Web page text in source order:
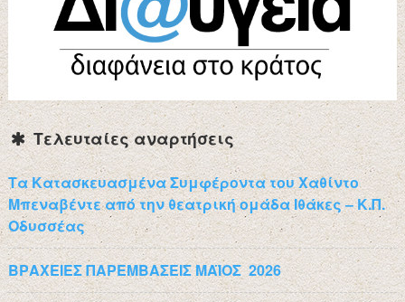
Τελευταίες αναρτήσεις
Τα Κατασκευασμένα Συμφέροντα του Χαθίντο
Μπεναβέντε από την θεατρική ομάδα Ιθάκες – Κ.Π.
Οδυσσέας
ΒΡΑΧΕΙΕΣ ΠΑΡΕΜΒΑΣΕΙΣ ΜΑΪΟΣ 2026